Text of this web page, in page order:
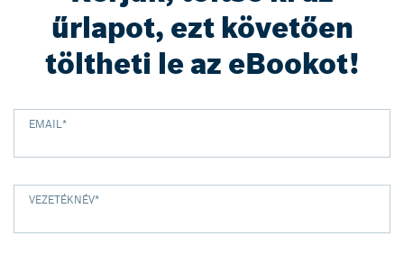
űrlapot, ezt követően
töltheti le az eBookot!
EMAIL*
VEZETÉKNÉV*